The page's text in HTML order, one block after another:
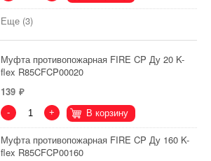
Еще (3)
Муфта противопожарная FIRE CP Ду 20 K-
flex R85CFCP00020
139
- + В корзину
Муфта противопожарная FIRE CP Ду 160 K-
flex R85CFCP00160